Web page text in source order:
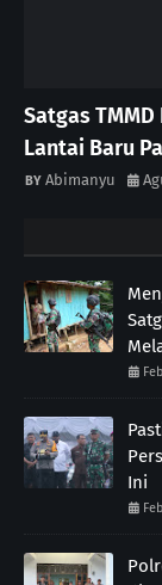
Satgas
Lantai Baru
Abimanyu
Ini